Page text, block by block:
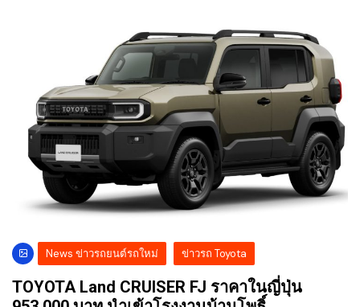
News ข่าวรถยนต์รถใหม่ ข่าวรถ Toyota
TOYOTA Land CRUISER FJ ราคาในญี่ปุ่น